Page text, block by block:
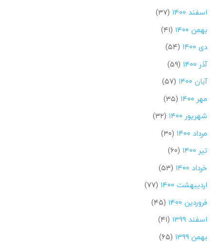
اسفند ۱۴۰۰
(۳۷)
بهمن ۱۴۰۰
(۴۱)
دی ۱۴۰۰
(۵۴)
آذر ۱۴۰۰
(۵۹)
آبان ۱۴۰۰
(۵۷)
مهر ۱۴۰۰
(۳۵)
شهریور ۱۴۰۰
(۳۲)
مرداد ۱۴۰۰
(۳۰)
تیر ۱۴۰۰
(۶۰)
خرداد ۱۴۰۰
(۵۳)
اردیبهشت ۱۴۰۰
(۷۷)
فروردین ۱۴۰۰
(۴۵)
اسفند ۱۳۹۹
(۴۱)
بهمن ۱۳۹۹
(۶۵)